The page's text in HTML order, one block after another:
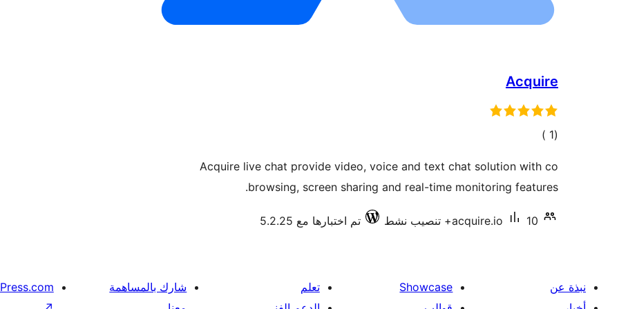
Acquire
(1
إجمالي)
Acquire live chat provide video, voice and text chat solution with co
browsing, screen sharing and real-time monitoring features.
acquire.io 10+ تنصيب نشط تم اختبارها مع 5.2.25
نبذة عن
Showcase
تعلم
شارك بالمساهمة